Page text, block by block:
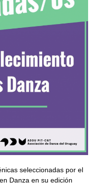
seleccionadas por el
Danza en su edición